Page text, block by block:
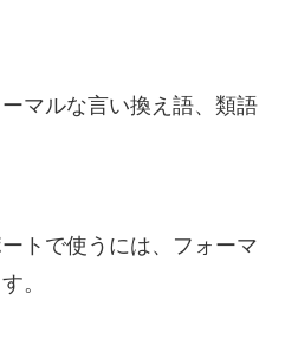
マルな言い換え語、類語
トで使うには、フォーマ
。